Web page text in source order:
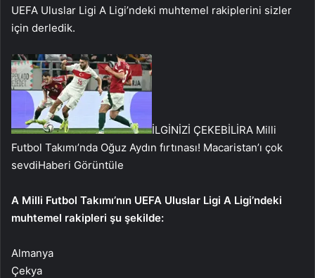
UEFA Uluslar Ligi A Ligi’ndeki muhtemel rakiplerini sizler
için derledik.
İLGİNİZİ ÇEKEBİLİRA Milli
Futbol Takımı’nda Oğuz Aydın fırtınası! Macaristan’ı çok
sevdiHaberi Görüntüle
A Milli Futbol Takımı’nın UEFA Uluslar Ligi A Ligi’ndeki
muhtemel rakipleri şu şekilde:
Almanya
Çekya